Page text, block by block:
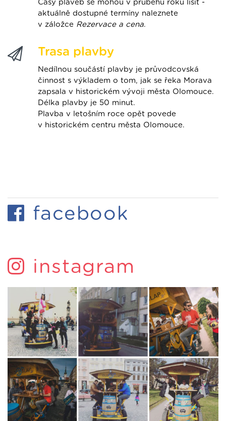
Časy plaveb se mohou v průběhu roku lišit -
aktuálně dostupné termíny naleznete
v záložce Rezervace a cena.
Trasa plavby
Nedílnou součástí plavby je průvodcovská
činnost s výkladem o tom, jak se řeka Morava
zapsala v historickém vývoji města Olomouce.
Délka plavby je 50 minut.
Plavba v letošním roce opět povede
v historickém centru města Olomouce.
facebook
instagram